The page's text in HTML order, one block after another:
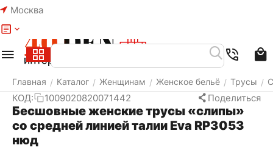
Москва
Главная / Каталог / Женщинам / Женское бельё / Трусы /
КОД: 1009020820071442 Поделиться
Бесшовные женские трусы «слипы»
со средней линией талии Eva RP3053
нюд
Меню